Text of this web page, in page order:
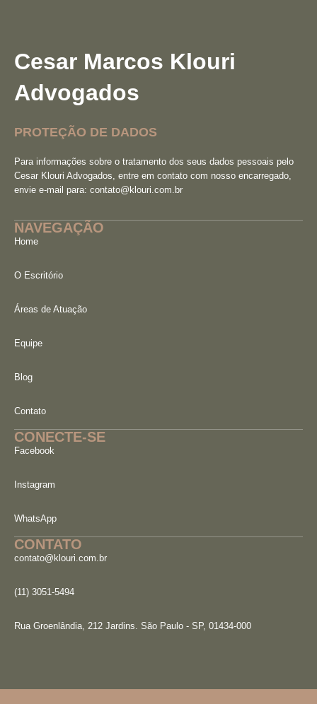
Cesar Marcos Klouri
Advogados
PROTEÇÃO DE DADOS
Para informações sobre o tratamento dos seus dados pessoais pelo
Cesar Klouri Advogados, entre em contato com nosso encarregado,
envie e-mail para: contato@klouri.com.br
NAVEGAÇÃO
Home
O Escritório
Áreas de Atuação
Equipe
Blog
Contato
CONECTE-SE
Facebook
Instagram
WhatsApp
CONTATO
contato@klouri.com.br
(11) 3051-5494
Rua Groenlândia, 212 Jardins. São Paulo - SP, 01434-000